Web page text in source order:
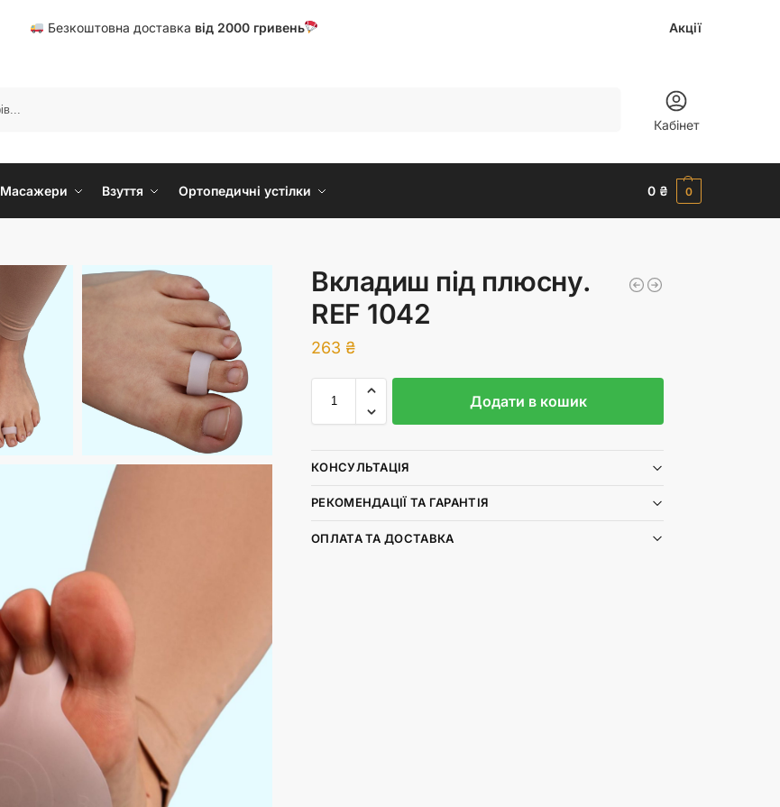
Безкоштовна доставка від 2000 гривень Акції
Кабінет
Масажери Взуття Ортопедичні устілки 0 ₴ 0
Вкладиш під плюсну.
REF 1042
263 ₴
Додати в кошик
КОНСУЛЬТАЦІЯ
РЕКОМЕНДАЦІЇ ТА ГАРАНТІЯ
ОПЛАТА ТА ДОСТАВКА